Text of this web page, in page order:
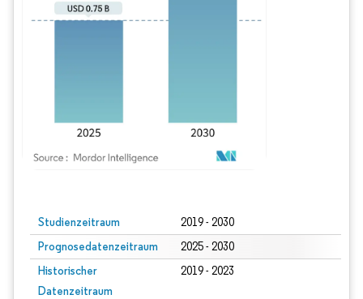
Studienzeitraum 2019 - 2030
Prognosedatenzeitraum 2025 - 2030
Historischer
Datenzeitraum
2019 - 2023